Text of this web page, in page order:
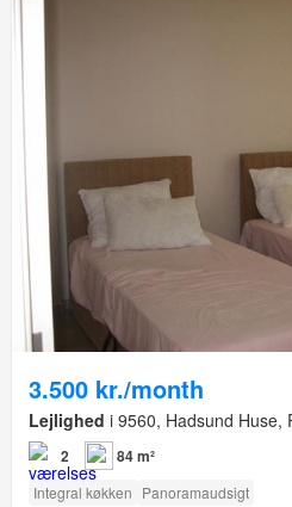
3.500 kr./month
Lejlighed i 9560, Hadsund Huse,
2 84 m²
Integral køkken Panoramaudsigt